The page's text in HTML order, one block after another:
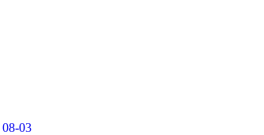
08-03